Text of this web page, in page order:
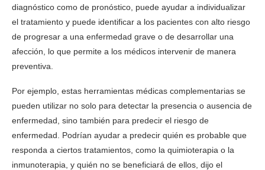
diagnóstico como de pronóstico, puede ayudar a individualizar
el tratamiento y puede identificar a los pacientes con alto riesgo
de progresar a una enfermedad grave o de desarrollar una
afección, lo que permite a los médicos intervenir de manera
preventiva.
Por ejemplo, estas herramientas médicas complementarias se
pueden utilizar no solo para detectar la presencia o ausencia de
enfermedad, sino también para predecir el riesgo de
enfermedad. Podrían ayudar a predecir quién es probable que
responda a ciertos tratamientos, como la quimioterapia o la
inmunoterapia, y quién no se beneficiará de ellos, dijo el